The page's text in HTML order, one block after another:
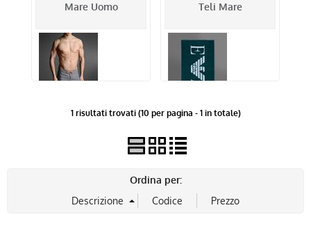
Abbigliamento
Voucher
Mare Uomo Teli Mare
1 risultati trovati (10 per pagina - 1 in totale)
Ordina per: